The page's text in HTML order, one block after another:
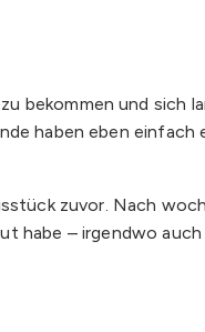
bekommen und sich
haben eben einfach
zuvor. Nach
habe – irgendwo auch